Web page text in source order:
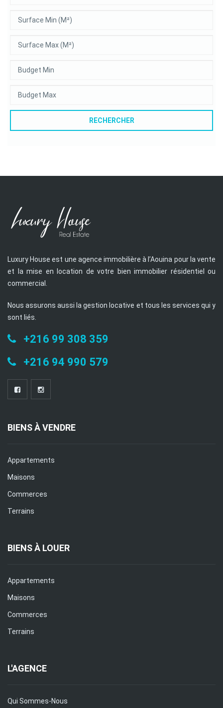
RECHERCHER
Luxury House est une agence immobilière à l’Aouina pour la vente
et la mise en location de votre bien immobilier résidentiel ou
commercial.
Nous assurons aussi la gestion locative et tous les services qui y
sont liés.
+216 99 308 359
+216 94 990 579
BIENS À VENDRE
Appartements
Maisons
Commerces
Terrains
BIENS À LOUER
Appartements
Maisons
Commerces
Terrains
L'AGENCE
Qui Sommes-Nous